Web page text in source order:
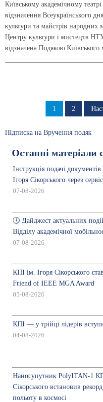
Київському академічному
відзначення Всеукраїнського
культури та майстрів народних
Центру культури і мистецтв
відзначена Подякою Київського
Сторінка
1 Сторінка
2
Підписка на Вручення подяк
Останні матеріали
Інструкція подачі
Ігоря Сікорського через
07-08-2026
🕔 Дайджест актуальних
Відділу академічної
07-08-2026
КПІ ім. Ігоря Сікорського
Friend of IEEE MGA Award
05-08-2026
КПІ — у трійці лідерів
04-08-2026
Наносупутник PolyITAN-1
Сікорського встановив
польоту в космосі